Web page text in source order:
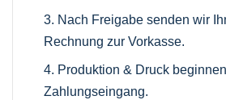
3. Nach Freigabe senden wir
Rechnung zur Vorkasse.
4. Produktion & Druck
Zahlungseingang.